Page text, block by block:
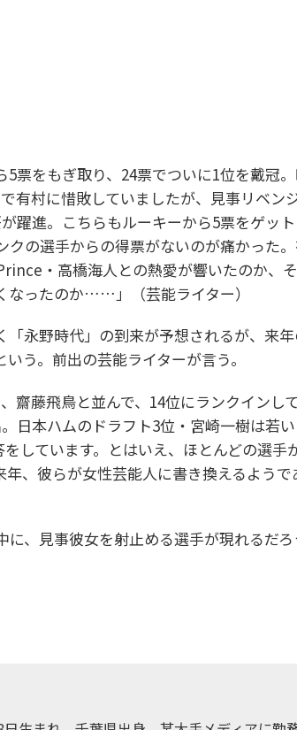
5票をもぎ取り、24票でついに1位を戴冠
有村に惜敗していましたが、見事リベン
躍進。こちらもルーキーから5票をゲッ
クの選手からの得票がないのが痛かった
・高橋海人との熱愛が響いたのか、
なったのか……」（芸能ライター）
永野時代」の到来が予想されるが、来
う。前出の芸能ライターが言う。
齋藤飛鳥と並んで、14位にランクインし
日本ハムのドラフト3位・宮崎一樹は若
しています。とはいえ、ほとんどの選手
、彼らが女性芸能人に書き換えるよう
、見事彼女を射止める選手が現れるだろ